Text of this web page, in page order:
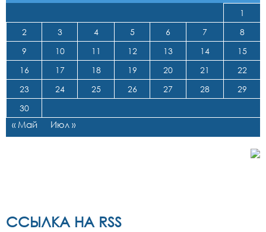
1
2
3 4 5 6 7
8
9
10 11 12 13 14
15
16
17 18 19 20 21
22
23
24 25 26 27 28
29
30
« Май Июл »
ССЫЛКА НА RSS